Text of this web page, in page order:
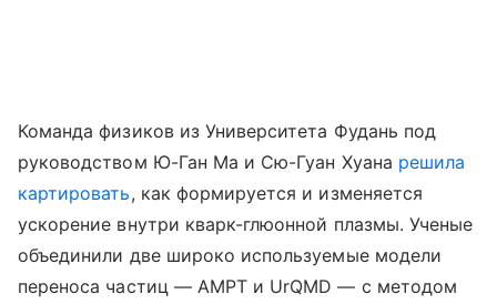
Команда физиков из Университета Фудань под
руководством Ю-Ган Ма и Сю-Гуан Хуана решила
картировать, как формируется и изменяется
ускорение внутри кварк-глюонной плазмы. Ученые
объединили две широко используемые модели
переноса частиц — AMPT и UrQMD — с методом